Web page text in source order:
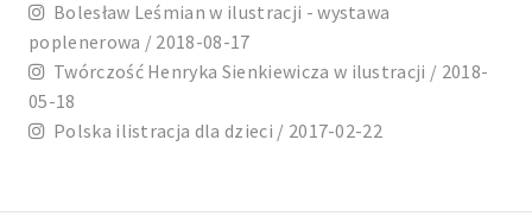
Bolesław Leśmian w ilustracji - wystawa
poplenerowa / 2018-08-17
Twórczość Henryka Sienkiewicza w ilustracji / 2018-
05-18
Polska ilistracja dla dzieci / 2017-02-22